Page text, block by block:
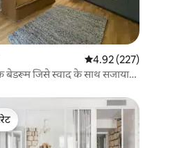
औसत रेटिंग 5 में से 4.92,
4.92 (227)
बेडरूम जिसे स्वाद के साथ सजाया